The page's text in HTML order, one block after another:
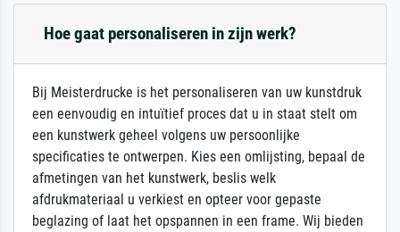
Hoe gaat personaliseren in zijn werk?
Bij Meisterdrucke is het personaliseren van uw kunstdruk
een eenvoudig en intuïtief proces dat u in staat stelt om
een kunstwerk geheel volgens uw persoonlijke
specificaties te ontwerpen. Kies een omlijsting, bepaal de
afmetingen van het kunstwerk, beslis welk
afdrukmateriaal u verkiest en opteer voor gepaste
beglazing of laat het opspannen in een frame. Wij bieden